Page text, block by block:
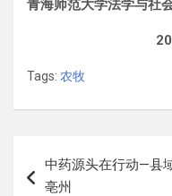
青海师范大学法学与社
Tags: 农牧
章
中药源头在行动—县
亳州